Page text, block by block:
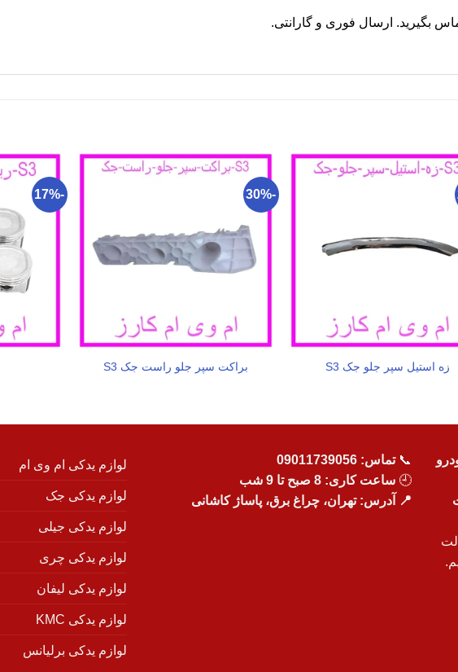
بگیرید. ارسال فوری و گارانتی.
زه استیل سپر جلو جک S3
-30%
براکت سپر جلو راست جک S3
-17%
📞تماس: 09011739056
🕘 ساعت کاری: 8 صبح تا 9 شب
📍 آدرس: تهران، چراغ برق، پاساژ کاشانی
لوازم یدکی ام وی ام
لوازم یدکی جک
لوازم یدکی جیلی
لوازم یدکی چری
لوازم یدکی لیفان
لوازم یدکی KMC
لوازم یدکی برلیانس